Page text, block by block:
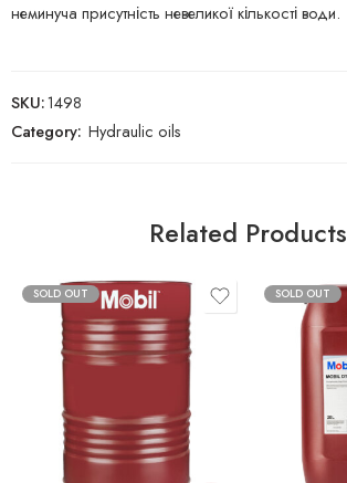
неминуча присутність невеликої кількості води.
SKU:1498
Category: Hydraulic oils
Related Products
SOLD OUT SOLD OUT